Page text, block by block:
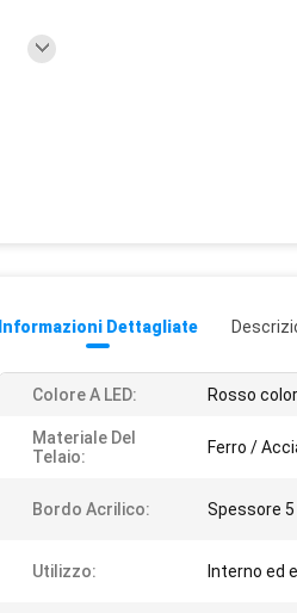
Informazioni Dettagliate
Colore A LED: Rosso
Materiale Del
Telaio:
Ferro /
Bordo Acrilico: Spessore
Utilizzo: Interno ed